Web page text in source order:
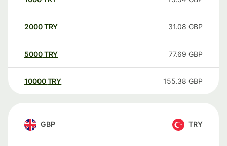
2000TRY 31.08 GBP
5000TRY 77.69 GBP
10000 TRY 155.38 GBP
GBP TRY